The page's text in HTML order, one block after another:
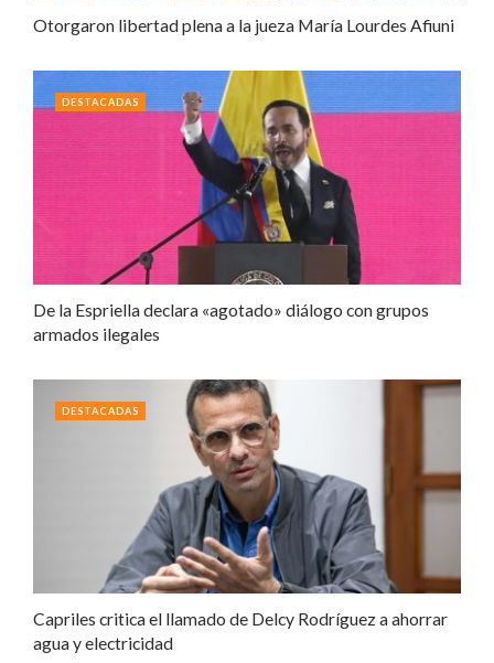
Otorgaron libertad plena a la jueza María Lourdes Afiuni
De la Espriella declara «agotado» diálogo con grupos
armados ilegales
DESTACADAS
Capriles critica el llamado de Delcy Rodríguez a ahorrar
agua y electricidad
DESTACADAS